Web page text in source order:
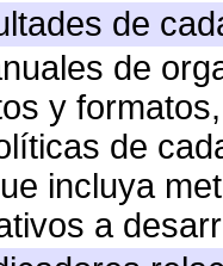
de
de
y
de
incluya
a